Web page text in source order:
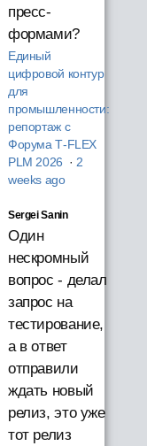
пресс-
формами?
Единый
цифровой контур
для
промышленности:
репортаж с
Форума T‑FLEX
PLM 2026 · 2
weeks ago
Sergei Sanin
Один
нескромный
вопрос - делал
запрос на
тестирование,
а в ответ
отправили
ждать новый
релиз, это уже
тот релиз